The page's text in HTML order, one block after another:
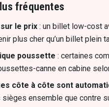
fréquentes
le prix : un billet low-cost
plus cher qu’un billet plein
poussette : certaines
canne en cabine
côte à côte sont
ensemble que contre